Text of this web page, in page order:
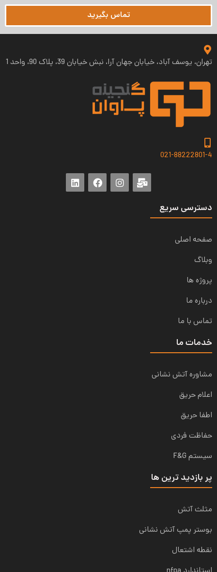
تماس بگیرید
تهران، یوسف آباد، خیابان جهان آرا، نبش خیابان 39، پلاک 90، واحد 1
021-88222801-4
دسترسی سریع
صفحه اصلی
وبلاگ
پروژه ها
درباره ما
تماس با ما
خدمات ما
مشاوره آتش نشانی
اعلام حریق
اطفا حریق
حفاظت فردی
سیستم F&G
پر بازدید ترین ها
مثلث آتش
بوستر پمپ آتش نشانی
نقطه اشتعال